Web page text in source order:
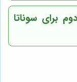
برای سوناتا